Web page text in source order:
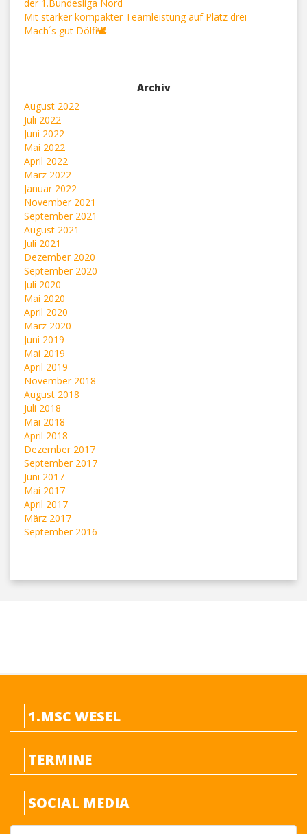
der 1.Bundesliga Nord
Mit starker kompakter Teamleistung auf Platz drei
Mach´s gut Dölfi🕊
Archiv
August 2022
Juli 2022
Juni 2022
Mai 2022
April 2022
März 2022
Januar 2022
November 2021
September 2021
August 2021
Juli 2021
Dezember 2020
September 2020
Juli 2020
Mai 2020
April 2020
März 2020
Juni 2019
Mai 2019
April 2019
November 2018
August 2018
Juli 2018
Mai 2018
April 2018
Dezember 2017
September 2017
Juni 2017
Mai 2017
April 2017
März 2017
September 2016
1.MSC WESEL
TERMINE
SOCIAL MEDIA